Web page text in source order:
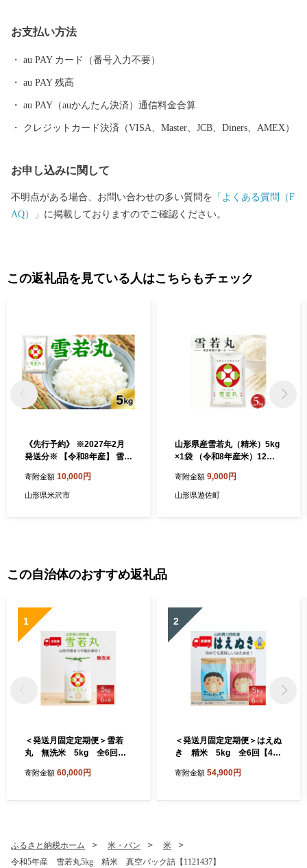
00,000本のダリアを咲かせ、毎年8月はじめから11月上旬の降霜の
時期まで開園しています。メキシコ原産のダリアは、ふるさとメ
います。
お支払い方法
au PAY カード（番号入力不要）
au PAY 残高
au PAY（auかんたん決済）通信料金合算
クレジットカード決済（VISA、Master、JCB、Diners、AMEX）
お申し込みに関して
不明点がある場合、お問い合わせの多い質問を 「よくある質問（F
AQ）」 に掲載しておりますのでご確認ください。
この返礼品を見ている人はこちらもチェック
《先行予約》 ※2027年2月
発送分※ 【令和8年産】 雪若
寄附金額 10,000円
山形県米沢市
山形県産雪若丸（精米）5kg
×1袋 （令和8年産米）12月
寄附金額 9,000円
山形県遊佐町
この自治体のおすすめ返礼品
1
＜発送月固定定期便＞雪若
丸 無洗米 5kg 全6回【4
寄附金額 60,000円
2
＜発送月固定定期便＞はえぬ
き 精米 5kg 全6回【409
寄附金額 54,900円
ふるさと納税ホーム 米・パン
米
令和5年産 雪若丸5kg 精米 真空パック詰【1121437】